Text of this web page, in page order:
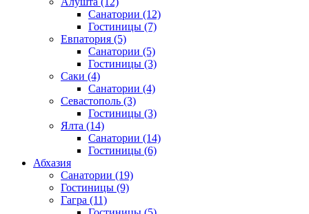
Санатории (12)
Гостиницы (7)
Евпатория (5)
Санатории (5)
Гостиницы (3)
Саки (4)
Санатории (4)
Севастополь (3)
Гостиницы (3)
Ялта (14)
Санатории (14)
Гостиницы (6)
Абхазия
Санатории (19)
Гостиницы (9)
Гагра (11)